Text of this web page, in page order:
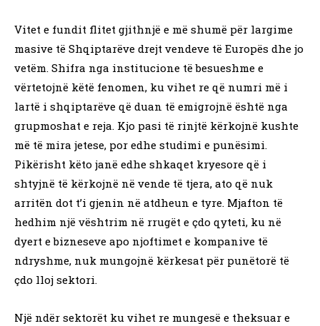
Vitet e fundit flitet gjithnjë e më shumë për largime
masive të Shqiptarëve drejt vendeve të Europës dhe jo
vetëm. Shifra nga institucione të besueshme e
vërtetojnë këtë fenomen, ku vihet re që numri më i
lartë i shqiptarëve që duan të emigrojnë është nga
grupmoshat e reja. Kjo pasi të rinjtë kërkojnë kushte
më të mira jetese, por edhe studimi e punësimi.
Pikërisht këto janë edhe shkaqet kryesore që i
shtyjnë të kërkojnë në vende të tjera, ato që nuk
arritën dot t’i gjenin në atdheun e tyre. Mjafton të
hedhim një vështrim në rrugët e çdo qyteti, ku në
dyert e bizneseve apo njoftimet e kompanive të
ndryshme, nuk mungojnë kërkesat për punëtorë të
çdo lloj sektori.
Një ndër sektorët ku vihet re mungesë e theksuar e